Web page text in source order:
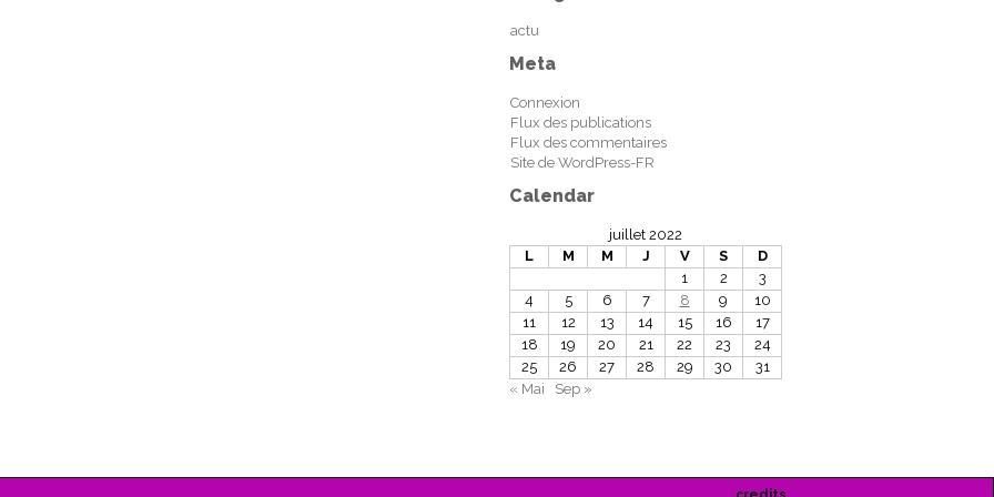
actu
Meta
Connexion
Flux des publications
Flux des commentaires
Site de WordPress-FR
Calendar
juillet 2022
L
M M J V S
D
1
2
3
4
5 6 7 8 9
10
11
12 13 14 15 16
17
18
19 20 21 22 23
24
25
26 27 28 29 30
31
« Mai
Sep »